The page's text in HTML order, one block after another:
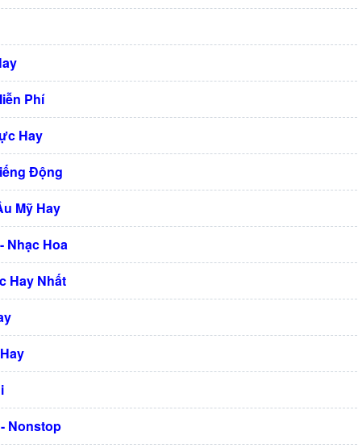
Phí
Hay
Động
Mỹ Hay
Nhạc Hoa
Hay Nhất
Nonstop